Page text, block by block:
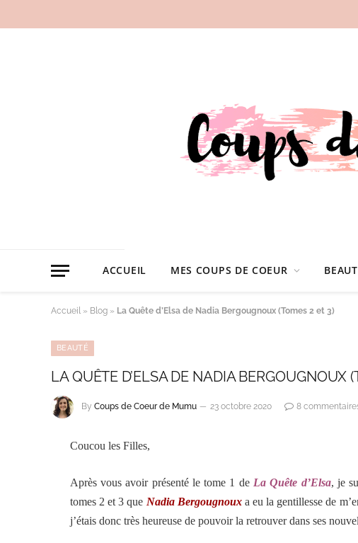
ACCUEIL MES COUPS DE COEUR
Accueil » Blog » La Quête d’Elsa de Nadia Bergougnoux (Tomes 2 et 3)
BEAUTÉ
LA QUÊTE D’ELSA DE NADIA BERGOUGNOUX
By Coups de Coeur de Mumu 23 octobre 2020 8
Coucou les Filles,
Après vous avoir présenté le tome 1 de La Quête d’Elsa, je
tomes 2 et 3 que Nadia Bergougnouxa eu la gentillesse de
j’étais donc très heureuse de pouvoir la retrouver dans ses